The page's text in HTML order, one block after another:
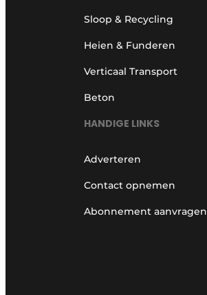
Sloop & Recycling
Heien & Funderen
Verticaal Transport
Beton
HANDIGE LINKS
Adverteren
Contact opnemen
Abonnement aanvragen